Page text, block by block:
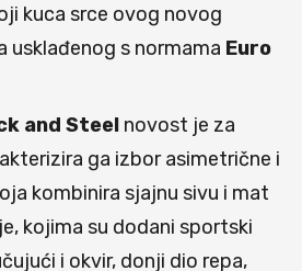
kuca srce ovog novog
usklađenog s normama Euro
and Steel novost je za
ga izbor asimetrične i
kombinira sjajnu sivu i mat
kojima su dodani sportski
i okvir, donji dio repa,